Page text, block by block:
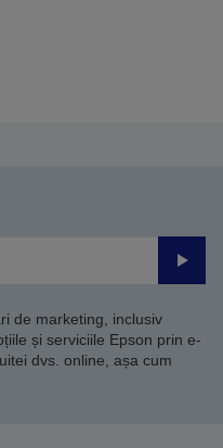
de marketing, inclusiv
și serviciile Epson prin e-
dvs. online, așa cum